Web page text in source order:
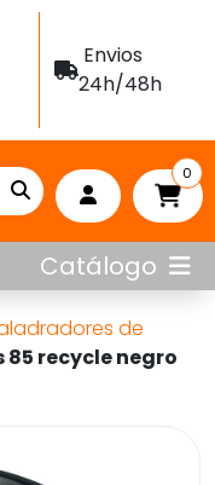
Envios
24h/48h
0
Catálogo
de
recycle negro